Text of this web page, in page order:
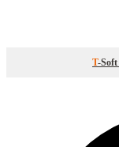
T-Soft